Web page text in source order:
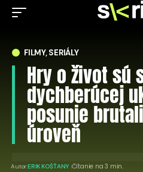
FILMY, SERIÁLY
Hry o život sú
dychberúcej
posunie
úroveň
Autor:ERIK KOŠŤANY Čítanie na 3 min.